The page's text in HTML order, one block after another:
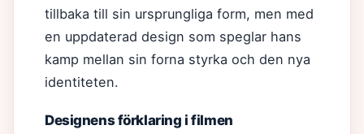
tillbaka till sin ursprungliga form, men med
en uppdaterad design som speglar hans
kamp mellan sin forna styrka och den nya
identiteten.
Designens förklaring i filmen